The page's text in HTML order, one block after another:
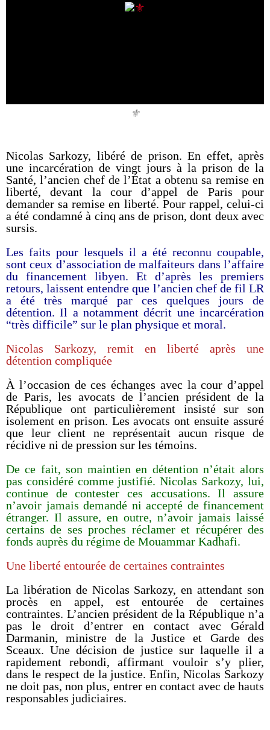
⚜️
Nicolas Sarkozy, libéré de prison. En effet, après
une incarcération de vingt jours à la prison de la
Santé, l’ancien chef de l’État a obtenu sa remise en
liberté, devant la cour d’appel de Paris pour
demander sa remise en liberté. Pour rappel, celui-ci
a été condamné à cinq ans de prison, dont deux avec
sursis.
Les faits pour lesquels il a été reconnu coupable,
sont ceux d’association de malfaiteurs dans l’affaire
du financement libyen. Et d’après les premiers
retours, laissent entendre que l’ancien chef de fil LR
a été très marqué par ces quelques jours de
détention. Il a notamment décrit une incarcération
“très difficile” sur le plan physique et moral.
Nicolas Sarkozy, remit en liberté après une
détention compliquée
À l’occasion de ces échanges avec la cour d’appel
de Paris, les avocats de l’ancien président de la
République ont particulièrement insisté sur son
isolement en prison. Les avocats ont ensuite assuré
que leur client ne représentait aucun risque de
récidive ni de pression sur les témoins.
De ce fait, son maintien en détention n’était alors
pas considéré comme justifié. Nicolas Sarkozy, lui,
continue de contester ces accusations. Il assure
n’avoir jamais demandé ni accepté de financement
étranger. Il assure, en outre, n’avoir jamais laissé
certains de ses proches réclamer et récupérer des
fonds auprès du régime de Mouammar Kadhafi.
Une liberté entourée de certaines contraintes
La libération de Nicolas Sarkozy, en attendant son
procès en appel, est entourée de certaines
contraintes. L’ancien président de la République n’a
pas le droit d’entrer en contact avec Gérald
Darmanin, ministre de la Justice et Garde des
Sceaux. Une décision de justice sur laquelle il a
rapidement rebondi, affirmant vouloir s’y plier,
dans le respect de la justice. Enfin, Nicolas Sarkozy
ne doit pas, non plus, entrer en contact avec de hauts
responsables judiciaires.